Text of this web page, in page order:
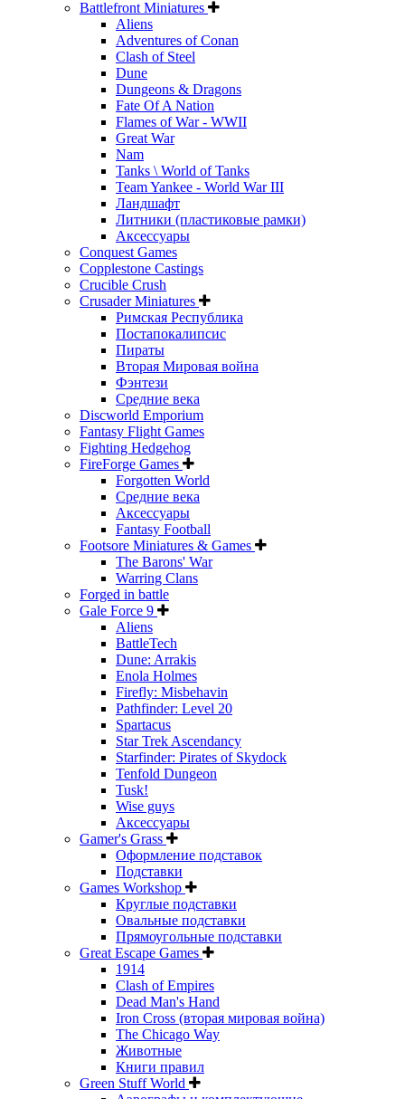
Battlefront Miniatures
Aliens
Adventures of Conan
Clash of Steel
Dune
Dungeons & Dragons
Fate Of A Nation
Flames of War - WWII
Great War
Nam
Tanks \ World of Tanks
Team Yankee - World War III
Ландшафт
Литники (пластиковые рамки)
Аксессуары
Conquest Games
Copplestone Castings
Crucible Crush
Crusader Miniatures
Римская Республика
Постапокалипсис
Пираты
Вторая Мировая война
Фэнтези
Средние века
Discworld Emporium
Fantasy Flight Games
Fighting Hedgehog
FireForge Games
Forgotten World
Средние века
Аксессуары
Fantasy Football
Footsore Miniatures & Games
The Barons' War
Warring Clans
Forged in battle
Gale Force 9
Aliens
BattleTech
Dune: Arrakis
Enola Holmes
Firefly: Misbehavin
Pathfinder: Level 20
Spartacus
Star Trek Ascendancy
Starfinder: Pirates of Skydock
Tenfold Dungeon
Tusk!
Wise guys
Аксессуары
Gamer's Grass
Оформление подставок
Подставки
Games Workshop
Круглые подставки
Овальные подставки
Прямоугольные подставки
Great Escape Games
1914
Clash of Empires
Dead Man's Hand
Iron Cross (вторая мировая война)
The Chicago Way
Животные
Книги правил
Green Stuff World